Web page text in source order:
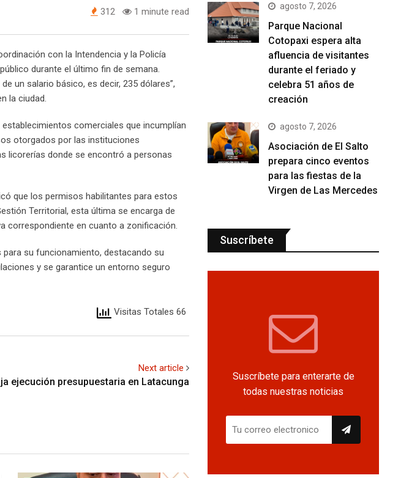
312 1 minute read
con la Intendencia y la Policía
durante el último fin de semana.
un salario básico, es decir, 235 dólares”,
la ciudad.
comerciales que incumplían
otorgados por las instituciones
licorerías donde se encontró a personas
que los permisos habilitantes para estos
Territorial, esta última se encarga de
correspondiente en cuanto a zonificación.
su funcionamiento, destacando su
y se garantice un entorno seguro
Visitas Totales 66
Next article
ejecución presupuestaria en Latacunga
agosto 7, 2026
Parque Nacional
Cotopaxi espera alta
afluencia de visitantes
durante el feriado y
celebra 51 años de
creación
agosto 7, 2026
Asociación de El Salto
prepara cinco eventos
para las fiestas de la
Virgen de Las Mercedes
Suscríbete
Suscríbete para enterarte de
todas nuestras noticias